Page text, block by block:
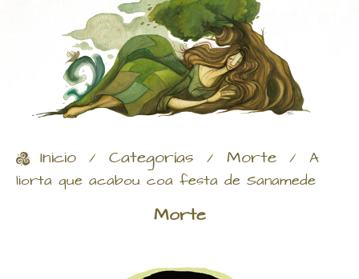
Inicio / Categorías / Morte / A
liorta que acabou coa festa de Sanamede
Morte